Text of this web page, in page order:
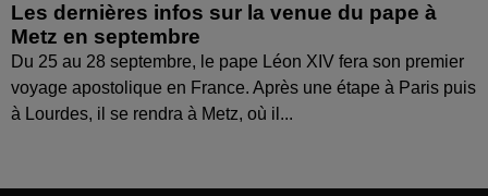
Les dernières infos sur la venue du pape à
Metz en septembre
Du 25 au 28 septembre, le pape Léon XIV fera son premier
voyage apostolique en France. Après une étape à Paris puis
à Lourdes, il se rendra à Metz, où il...